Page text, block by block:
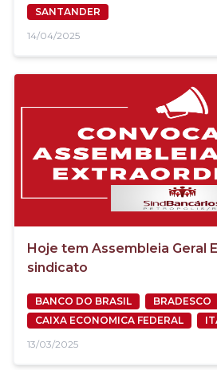
SANTANDER
14/04/2025
Hoje tem Assembleia Geral
sindicato
BANCO DO BRASIL
BRADESCO
CAIXA ECONOMICA FEDERAL
13/03/2025